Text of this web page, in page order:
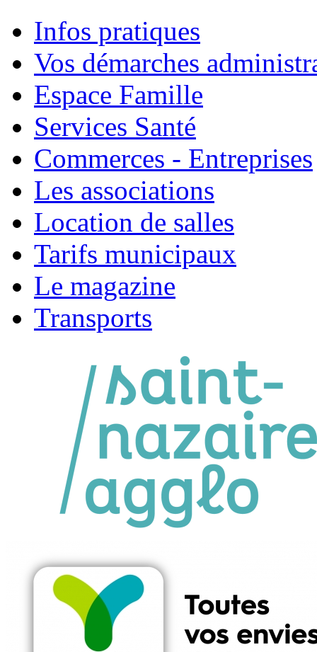
Infos pratiques
Vos démarches
Espace Famille
Services Santé
Commerces - Entreprises
Les associations
Location de salles
Tarifs municipaux
Le magazine
Transports